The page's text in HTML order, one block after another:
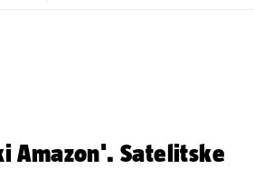
Amazon'. Satelitske